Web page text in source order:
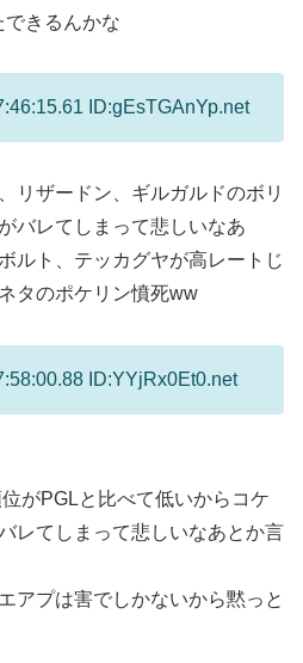
きるんかな
ID:gEsTGAnYp.net
リザードン、ギルガルドのボリ
バレてしまって悲しいなあ
ルト、テッカグヤが高レートじ
タのポケリン憤死ww
ID:YYjRx0Et0.net
がPGLと比べて低いからコケ
レてしまって悲しいなあとか言
アプは害でしかないから黙っと